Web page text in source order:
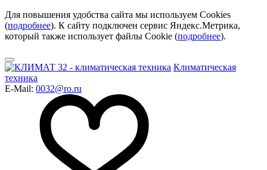
Для повышения удобства сайта мы используем Cookies
(подробнее). К сайту подключен сервис Яндекс.Метрика,
который также использует файлы Cookie (подробнее).
Климатическая
техника
E-Mail: 0032@ro.ru